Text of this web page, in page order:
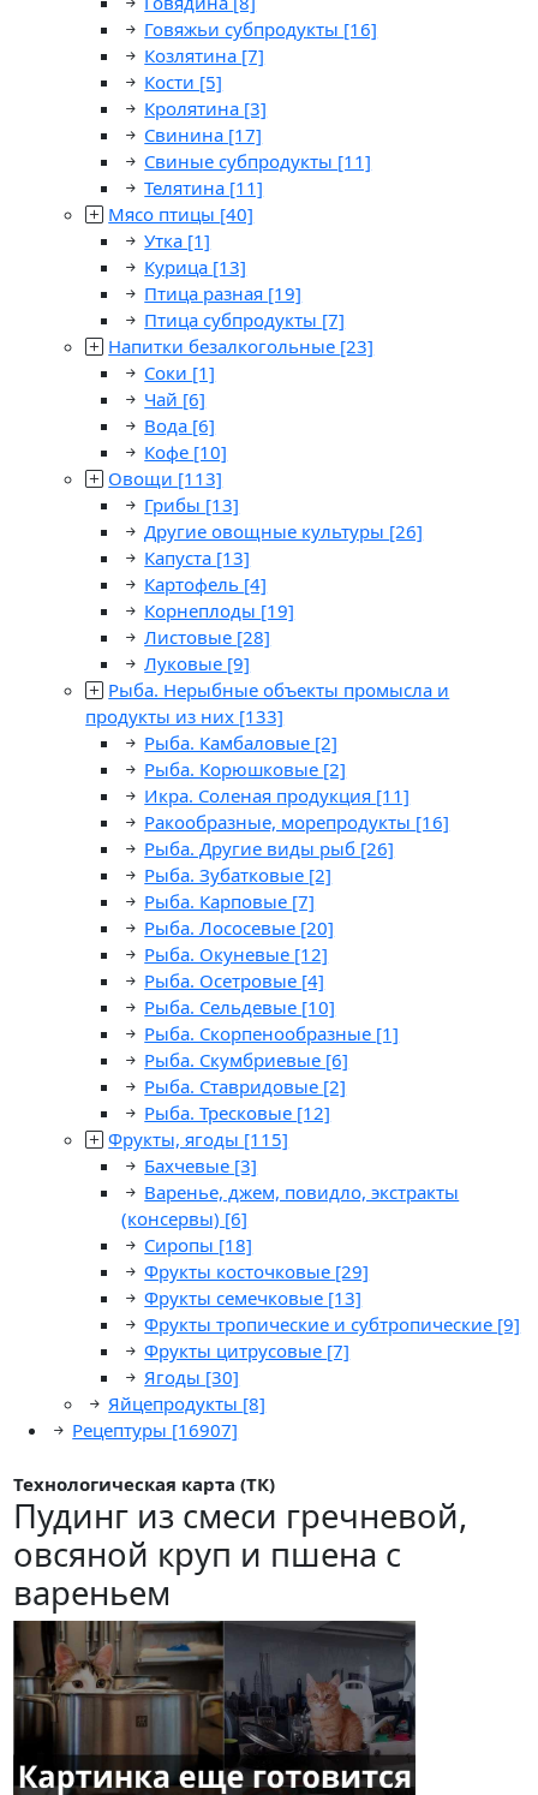
Говяжьи субпродукты [16]
Козлятина [7]
Кости [5]
Кролятина [3]
Свинина [17]
Свиные субпродукты [11]
Телятина [11]
Мясо птицы [40]
Утка [1]
Курица [13]
Птица разная [19]
Птица субпродукты [7]
Напитки безалкогольные [23]
Соки [1]
Чай [6]
Вода [6]
Кофе [10]
Овощи [113]
Грибы [13]
Другие овощные культуры [26]
Капуста [13]
Картофель [4]
Корнеплоды [19]
Листовые [28]
Луковые [9]
Рыба. Нерыбные объекты промысла и
продукты из них [133]
Рыба. Камбаловые [2]
Рыба. Корюшковые [2]
Икра. Соленая продукция [11]
Ракообразные, морепродукты [16]
Рыба. Другие виды рыб [26]
Рыба. Зубатковые [2]
Рыба. Карповые [7]
Рыба. Лососевые [20]
Рыба. Окуневые [12]
Рыба. Осетровые [4]
Рыба. Сельдевые [10]
Рыба. Скорпенообразные [1]
Рыба. Скумбриевые [6]
Рыба. Ставридовые [2]
Рыба. Тресковые [12]
Фрукты, ягоды [115]
Бахчевые [3]
Варенье, джем, повидло, экстракты
(консервы) [6]
Сиропы [18]
Фрукты косточковые [29]
Фрукты семечковые [13]
Фрукты тропические и субтропические [9]
Фрукты цитрусовые [7]
Ягоды [30]
Яйцепродукты [8]
Рецептуры [16907]
Технологическая карта (ТК)
Пудинг из смеси гречневой,
овсяной круп и пшена с
вареньем